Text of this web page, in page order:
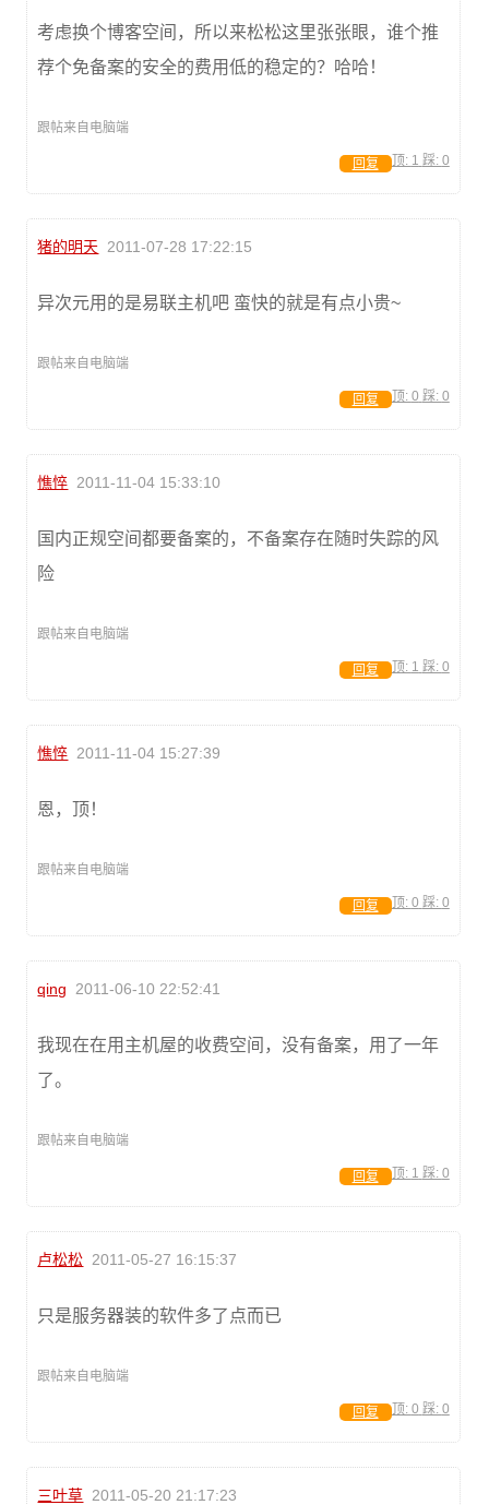
考虑换个博客空间，所以来松松这里张张眼，谁个推
荐个免备案的安全的费用低的稳定的？哈哈！
跟帖来自电脑端
顶: 1 踩: 0
回复
猪的明天 2011-07-28 17:22:15
异次元用的是易联主机吧 蛮快的就是有点小贵~
跟帖来自电脑端
顶: 0 踩: 0
回复
憔悴 2011-11-04 15:33:10
国内正规空间都要备案的，不备案存在随时失踪的风
险
跟帖来自电脑端
顶: 1 踩: 0
回复
憔悴 2011-11-04 15:27:39
恩，顶！
跟帖来自电脑端
顶: 0 踩: 0
回复
qing 2011-06-10 22:52:41
我现在在用主机屋的收费空间，没有备案，用了一年
了。
跟帖来自电脑端
顶: 1 踩: 0
回复
卢松松 2011-05-27 16:15:37
只是服务器装的软件多了点而已
跟帖来自电脑端
顶: 0 踩: 0
回复
三叶草 2011-05-20 21:17:23